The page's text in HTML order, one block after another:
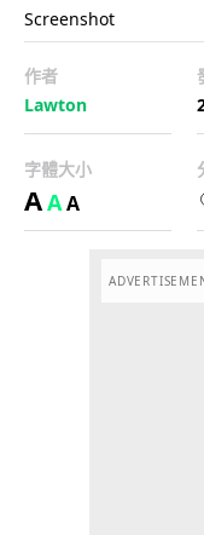
Screenshot
作者
Lawton
字體大小
AAA